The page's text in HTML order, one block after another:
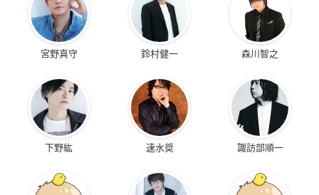
宮野真守 鈴村健一 森川智之
下野紘 速水奨 諏訪部順一